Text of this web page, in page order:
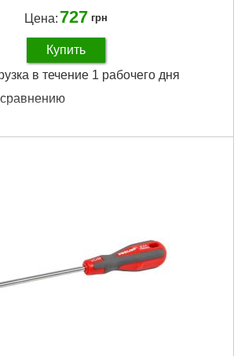
Цена: 727 грн
Купить
в течение 1 рабочего дня